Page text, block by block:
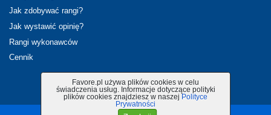
Favore.pl używa plików cookies w celu
świadczenia usług. Informacje dotyczące polityki
plików cookies znajdziesz w naszej Polityce
Prywatności
Jak zdobywać rangi?
Jak wystawić opinię?
Rangi wykonawców
Cennik